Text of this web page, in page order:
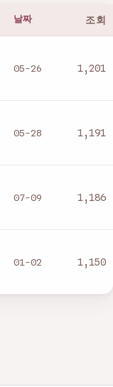
날짜 조회
05-26 1,201
05-28 1,191
07-09 1,186
01-02 1,150